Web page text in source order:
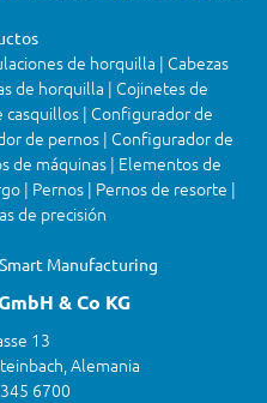
de horquilla | Cabezas
de horquilla | Cojinetes de
| Configurador de
de pernos | Configurador de
de máquinas | Elementos de
| Pernos | Pernos de resorte |
de precisión
Manufacturing
& Co KG
13
Alemania
6700